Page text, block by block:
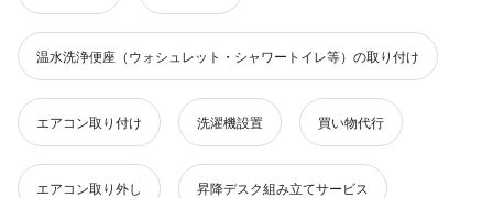
温水洗浄便座（ウォシュレット・シャワートイレ等）の取り付け
エアコン取り付け 洗濯機設置 買い物代行
エアコン取り外し 昇降デスク組み立てサービス